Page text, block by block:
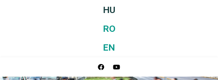
HU
RO
EN